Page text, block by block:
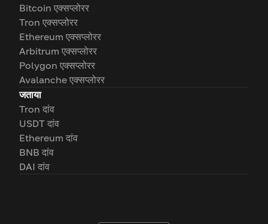
Bitcoin एक्सप्लोरर
Tron एक्सप्लोरर
Ethereum एक्सप्लोरर
Arbitrum एक्सप्लोरर
Polygon एक्सप्लोरर
Avalanche एक्सप्लोरर
जताया
Tron दांव
USDT दांव
Ethereum दांव
BNB दांव
DAI दांव